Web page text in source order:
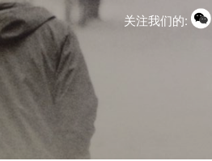
关注我们的: